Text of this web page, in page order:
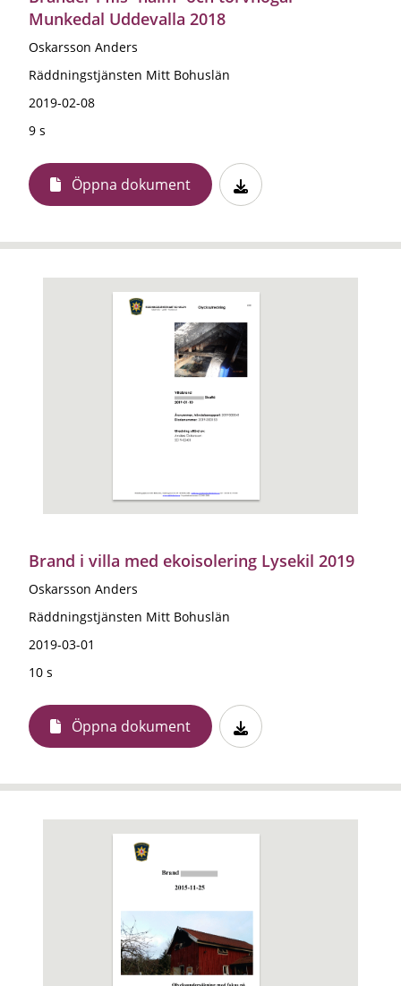
Munkedal Uddevalla 2018
Oskarsson Anders
Räddningstjänsten Mitt Bohuslän
2019-02-08
9 s
Öppna dokument
Brand i villa med ekoisolering Lysekil 2019
Oskarsson Anders
Räddningstjänsten Mitt Bohuslän
2019-03-01
10 s
Öppna dokument